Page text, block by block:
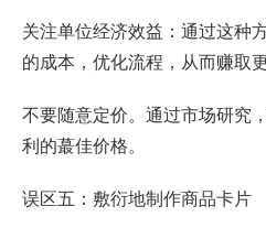
关注单位经济效益：通过这种
的成本，优化流程，从而赚取更
不要随意定价。通过市场研究
利的蕞佳价格。
误区五：敷衍地制作商品卡片